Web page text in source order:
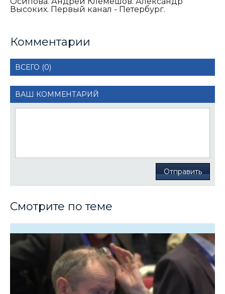
Высоких. Первый канал - Петербург.
Комментарии
ВСЕГО (0)
ВАШ КОММЕНТАРИЙ
Отправить
Смотрите по теме